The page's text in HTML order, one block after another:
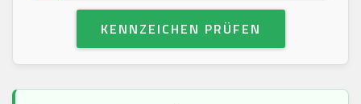
KENNZEICHEN PRÜFEN